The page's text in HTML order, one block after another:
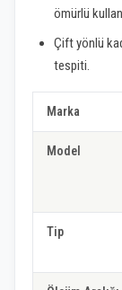
ömürlü
Çift yönlü
tespiti.
Marka
Model
Tip